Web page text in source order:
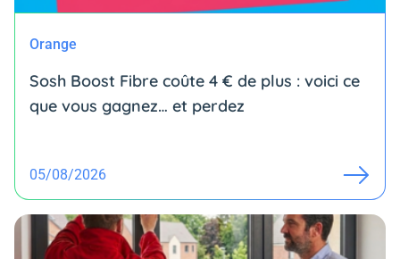
Orange
Sosh Boost Fibre coûte 4 € de plus : voici ce
que vous gagnez… et perdez
05/08/2026